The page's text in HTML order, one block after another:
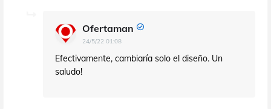
Ofertaman
24/5/22 01:08
Efectivamente, cambiaría solo el diseño. Un
saludo!